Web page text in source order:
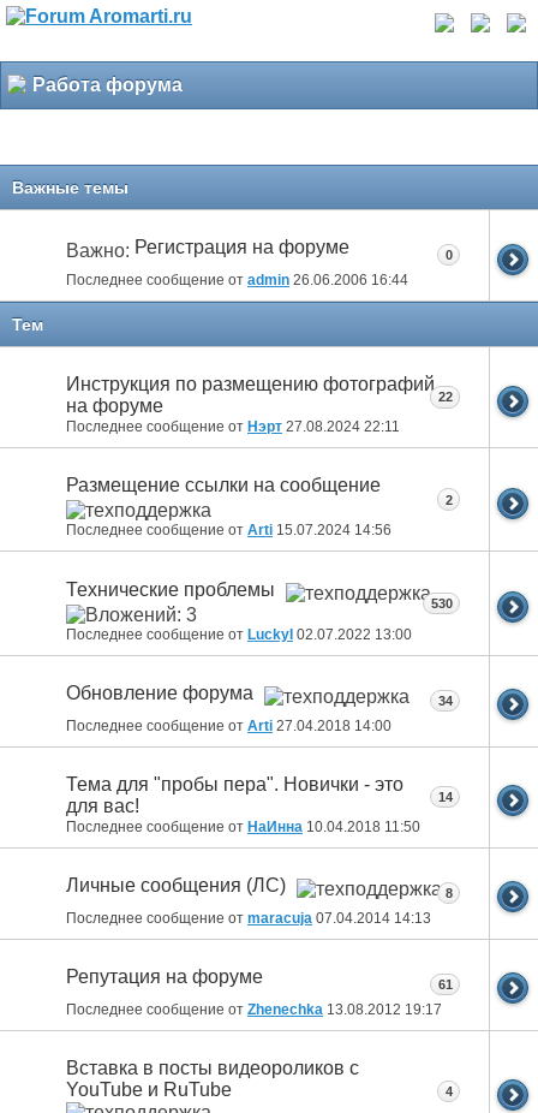
Работа форума
Важные темы
Важно: Регистрация на форуме
Последнее сообщение от admin 26.06.2006 16:44
0
Тем
Инструкция по размещению фотографий
на форуме
Последнее сообщение от Нэрт 27.08.2024 22:11
22
Размещение ссылки на сообщение
Последнее сообщение от Arti 15.07.2024 14:56
2
Технические проблемы
Последнее сообщение от LuckyI 02.07.2022 13:00
530
Обновление форума
Последнее сообщение от Arti 27.04.2018 14:00
34
Тема для "пробы пера". Новички - это
для вас!
Последнее сообщение от НаИнна 10.04.2018 11:50
14
Личные сообщения (ЛС)
Последнее сообщение от maracuja 07.04.2014 14:13
8
Репутация на форуме
Последнее сообщение от Zhenechka 13.08.2012 19:17
61
Вставка в посты видеороликов с
YouTube и RuTube
4